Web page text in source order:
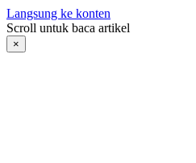
Langsung ke konten
Scroll untuk baca artikel
×